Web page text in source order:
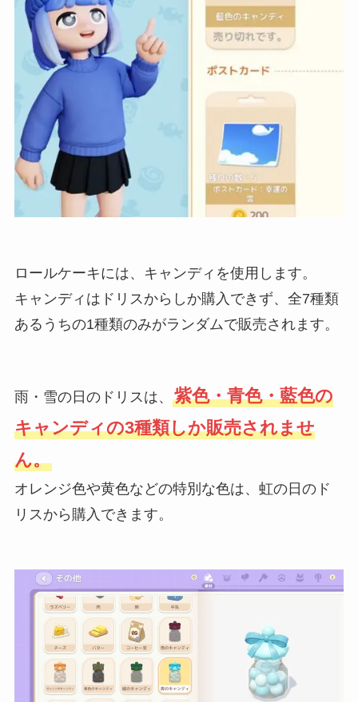
ロールケーキには、キャンディを使用します。
キャンディはドリスからしか購入できず、全7種類
あるうちの1種類のみがランダムで販売されます。
雨・雪の日のドリスは、 紫色・青色・藍色の
キャンディの3種類しか販売されませ
ん。
オレンジ色や黄色などの特別な色は、虹の日のド
リスから購入できます。